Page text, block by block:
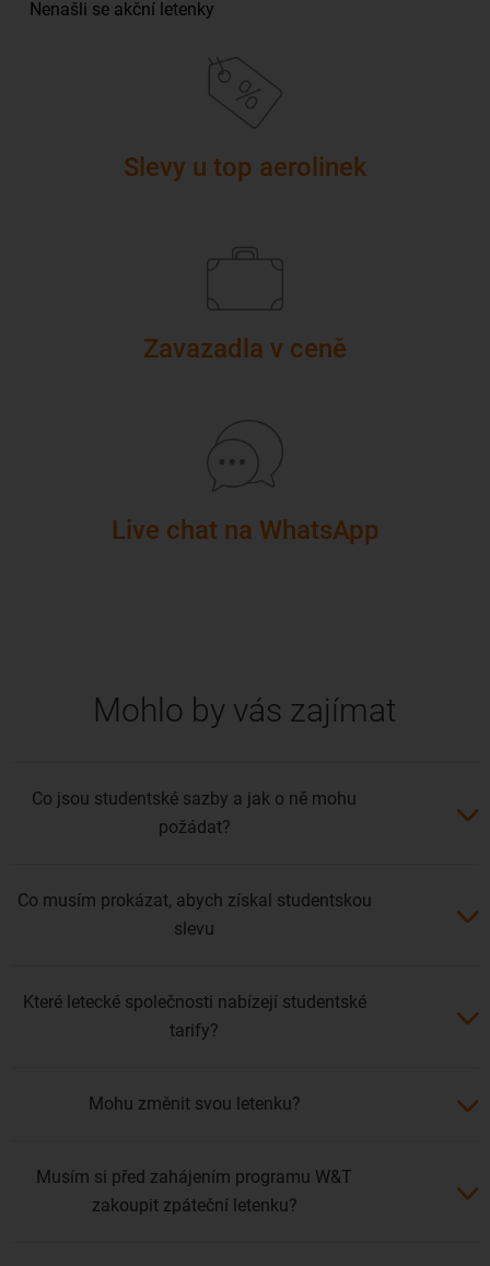
Slevy u top aerolinek
Zavazadla v ceně
Live chat na WhatsApp
Mohlo by vás zajímat
Co jsou studentské sazby a jak o ně mohu
požádat?
Co musím prokázat, abych získal studentskou
slevu
Které letecké společnosti nabízejí studentské
tarify?
Mohu změnit svou letenku?
Musím si před zahájením programu W&T
zakoupit zpáteční letenku?